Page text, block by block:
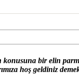
bir elin
hoş geldiniz